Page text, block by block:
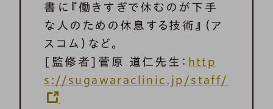
書に『働きすぎで休むのが下手
な人のための休息する技術』（ア
スコム）など。
[監修者]菅原 道仁先生： http
s://sugawaraclinic.jp/staff/